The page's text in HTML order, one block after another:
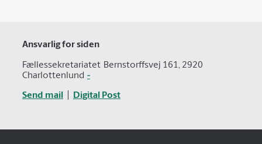
Ansvarlig for siden
Fællessekretariatet Bernstorffsvej 161, 2920
Charlottenlund -
Send mail Digital Post